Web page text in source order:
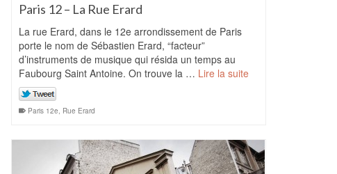
Paris 12 – La Rue Erard
La rue Erard, dans le 12e arrondissement de Paris
porte le nom de Sébastien Erard, “facteur”
d’instruments de musique qui résida un temps au
Faubourg Saint Antoine. On trouve la … Lire la suite
Paris 12e, Rue Erard